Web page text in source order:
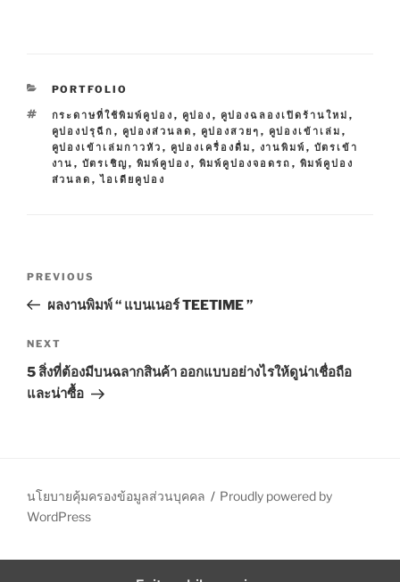
C
T
E
G
O
R
PORTFOLIO
T
A
G
S
กระดาษที่ใช้พิมพ์คูปอง , คูปอง , คูปองฉลองเปิดร้านใหม่ ,
คูปองปรุฉีก , คูปองส่วนลด , คูปองสวยๆ , คูปองเข้าเล่ม ,
คูปองเข้าเล่มกาวหัว , คูปองเครื่องดื่ม , งานพิมพ์ , บัตรเข้า
งาน , บัตรเชิญ, พิมพ์คูปอง , พิมพ์คูปองจอดรถ , พิมพ์คูปอง
ส่วนลด ,ไอเดียคูปอง
s
t
n
a
a
t
o
P
r
v
i
o
s
t
PREVIOUS
ผลงานพิมพ์ “ แบนเนอร์ TEETIME ”
N
e
x
t
NEXT
5 สิ่งที่ต้องมีบนฉลากสินค้า ออกแบบอย่างไรให้ดูน่าเชื่อถือ
และน่าซื้อ
นโยบายคุ้มครองข้อมูลส่วนบุคคล
Proudly powered by
WordPress